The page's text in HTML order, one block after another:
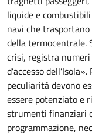
liquide e
navi che
della termocentrale.
crisi, registra
d’accesso
peculiarità devono
essere potenziato e
strumenti finanziari
programmazione,